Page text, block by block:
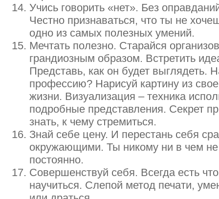
Учись говорить «нет». Без
Честно признаваться, что ты не
одно из самых полезных умений.
Мечтать полезно. Старайся
грандиозным образом. Встретить
Представь, как он будет выглядеть.
профессию? Нарисуй картину из
жизни. Визуализация – техника
подробные представления. Секрет
знать, к чему стремиться.
Знай себе цену. И перестань себя
окружающими. Ты никому ни в чем
постоянно.
Совершенствуй себя. Всегда есть
научиться. Слепой метод печати,